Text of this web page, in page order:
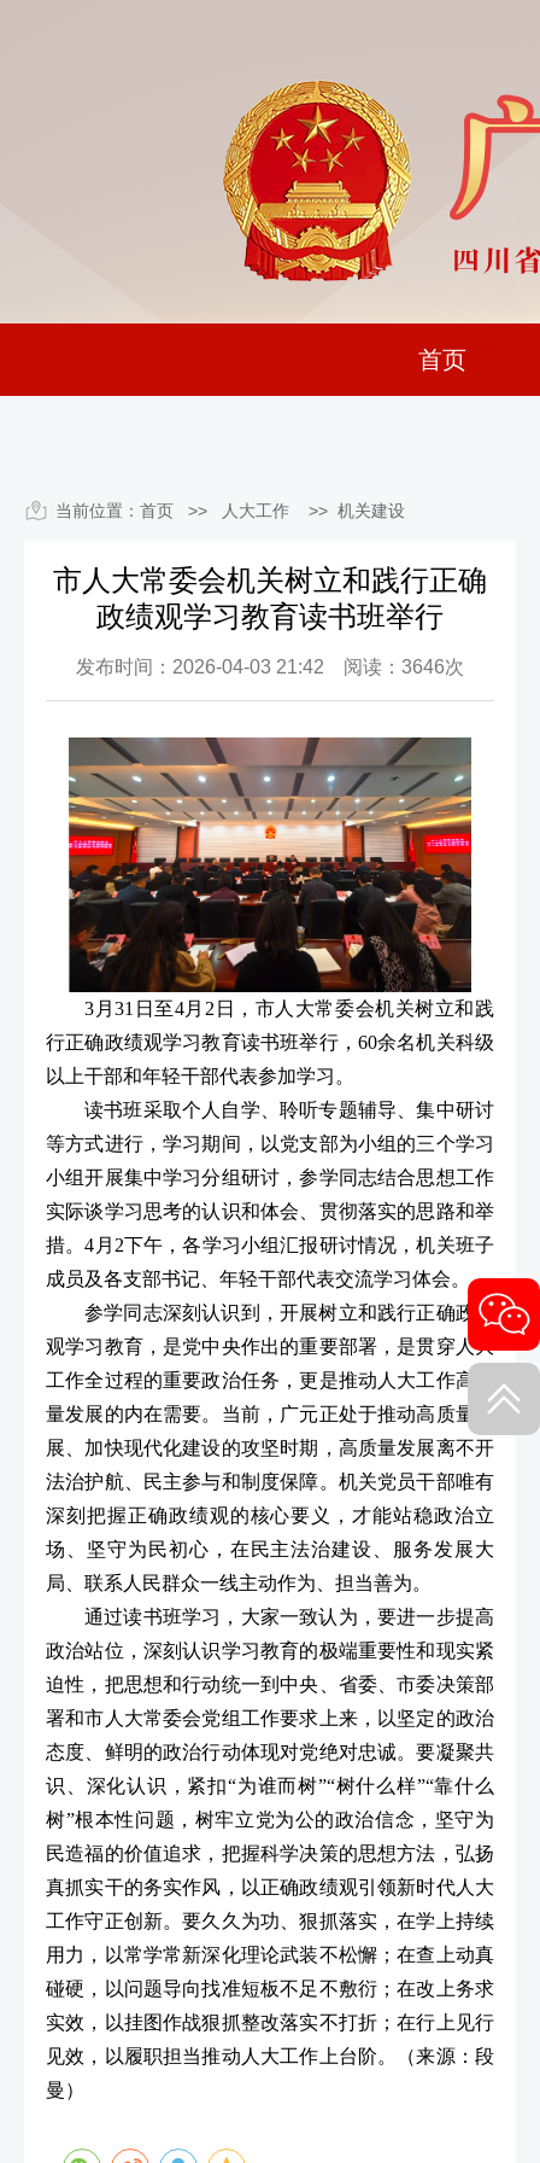
首页
当前位置： 首页 >> 人大工作 >> 机关建设
市人大常委会机关树立和践行正确
政绩观学习教育读书班举行
发布时间：2026-04-03 21:42 阅读：3646次
3月31日至4月2日，市人大常委会机关树立和践
行正确政绩观学习教育读书班举行，60余名机关科级
以上干部和年轻干部代表参加学习。
读书班采取个人自学、聆听专题辅导、集中研讨
等方式进行，学习期间，以党支部为小组的三个学习
小组开展集中学习分组研讨，参学同志结合思想工作
实际谈学习思考的认识和体会、贯彻落实的思路和举
措。4月2下午，各学习小组汇报研讨情况，机关班子
成员及各支部书记、年轻干部代表交流学习体会。
参学同志深刻认识到，开展树立和践行正确政绩
观学习教育，是党中央作出的重要部署，是贯穿人大
工作全过程的重要政治任务，更是推动人大工作高质
量发展的内在需要。当前，广元正处于推动高质量发
展、加快现代化建设的攻坚时期，高质量发展离不开
法治护航、民主参与和制度保障。机关党员干部唯有
深刻把握正确政绩观的核心要义，才能站稳政治立
场、坚守为民初心，在民主法治建设、服务发展大
局、联系人民群众一线主动作为、担当善为。
通过读书班学习，大家一致认为，要进一步提高
政治站位，深刻认识学习教育的极端重要性和现实紧
迫性，把思想和行动统一到中央、省委、市委决策部
署和市人大常委会党组工作要求上来，以坚定的政治
态度、鲜明的政治行动体现对党绝对忠诚。要凝聚共
识、深化认识，紧扣“为谁而树”“树什么样”“靠什么
树”根本性问题，树牢立党为公的政治信念，坚守为
民造福的价值追求，把握科学决策的思想方法，弘扬
真抓实干的务实作风，以正确政绩观引领新时代人大
工作守正创新。要久久为功、狠抓落实，在学上持续
用力，以常学常新深化理论武装不松懈；在查上动真
碰硬，以问题导向找准短板不足不敷衍；在改上务求
实效，以挂图作战狠抓整改落实不打折；在行上见行
见效，以履职担当推动人大工作上台阶。
（来源：段
曼）